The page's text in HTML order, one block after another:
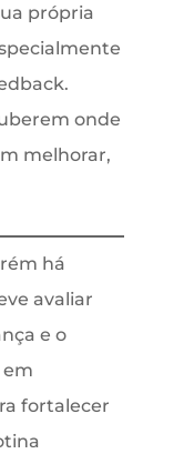
própria
onde
melhorar,
há
avaliar
e o
fortalecer